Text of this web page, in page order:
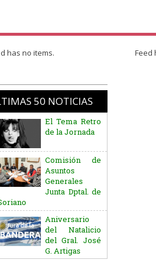
has no items.
50 NOTICIAS
El Tema Retro
de la Jornada
Comisión de
Asuntos
Generales
Junta Dptal. de
Aniversario
del Natalicio
del Gral. José
G. Artigas
Feed